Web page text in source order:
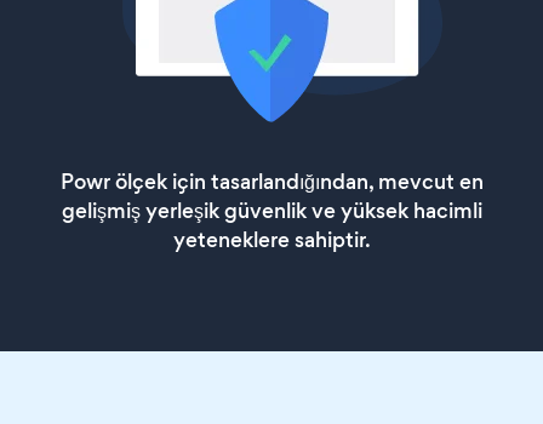
Powr ölçek için tasarlandığından, mevcut en
gelişmiş yerleşik güvenlik ve yüksek hacimli
yeteneklere sahiptir.